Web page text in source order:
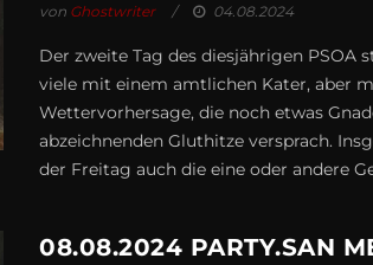
von Ghostwriter 04.08.2024
Der zweite Tag des diesjährigen PSOA
viele mit einem amtlichen Kater, aber
Wettervorhersage, die noch etwas
abzeichnenden Gluthitze versprach.
der Freitag auch die eine oder andere
08.08.2024 PARTY.SAN